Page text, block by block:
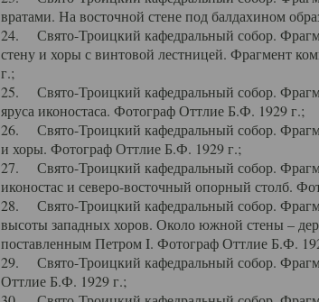
вратами. На восточной стене под балдахином
24. Свято-Троицкий кафедральный собор.
стену и хоры с винтовой лестницей. Фрагмент
г.;
25. Свято-Троицкий кафедральный собор.
яруса иконостаса. Фотограф Оттлие Б.Ф. 1929 г.;
26. Свято-Троицкий кафедральный собор.
и хоры. Фотограф Оттлие Б.Ф. 1929 г.;
27. Свято-Троицкий кафедральный собор.
иконостас и северо-восточный опорный столб.
28. Свято-Троицкий кафедральный собор.
высоты западных хоров. Около южной стены –
поставленным Петром I. Фотограф Оттлие Б.Ф.
29. Свято-Троицкий кафедральный собор.
Оттлие Б.Ф. 1929 г.;